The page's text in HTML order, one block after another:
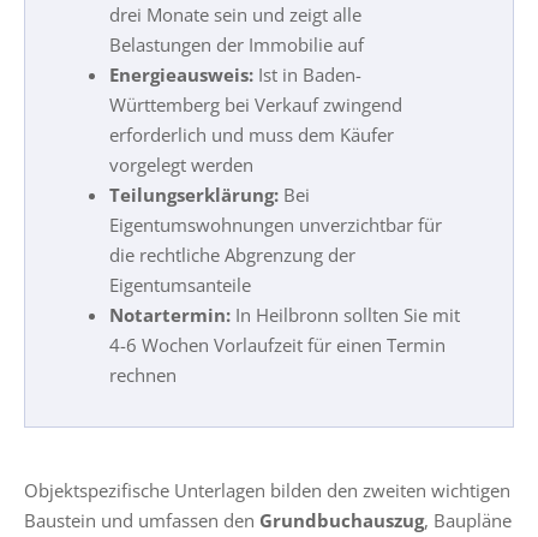
drei Monate sein und zeigt alle
Belastungen der Immobilie auf
Energieausweis: Ist in Baden-
Württemberg bei Verkauf zwingend
erforderlich und muss dem Käufer
vorgelegt werden
Teilungserklärung: Bei
Eigentumswohnungen unverzichtbar für
die rechtliche Abgrenzung der
Eigentumsanteile
Notartermin: In Heilbronn sollten Sie mit
4-6 Wochen Vorlaufzeit für einen Termin
rechnen
Objektspezifische Unterlagen bilden den zweiten wichtigen
Baustein und umfassen den Grundbuchauszug, Baupläne